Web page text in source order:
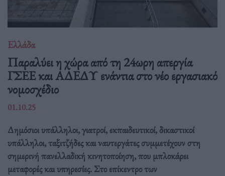
Ελλάδα
Παραλύει η χώρα από τη 24ωρη απεργία
ΓΣΕΕ και ΑΔΕΔΥ ενάντια στο νέο εργασιακό
νομοσχέδιο
01.10.25
Δημόσιοι υπάλληλοι, γιατροί, εκπαιδευτικοί, δικαστικοί
υπάλληλοι, ταξιτζήδες και ναυτεργάτες συμμετέχουν στη
σημερινή πανελλαδική κινητοποίηση, που μπλοκάρει
μεταφορές και υπηρεσίες. Στο επίκεντρο των